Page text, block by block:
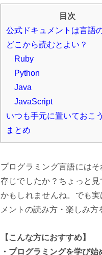
目次
公式ドキュメントは言語
どこから読むとよい？
Ruby
Python
Java
JavaScript
いつも手元に置いておこう
まとめ
プログラミング言語には
存じでしたか？ちょっと
かもしれませんね。でも実
メントの読み方・楽しみ
【こんな方におすすめ】
・プログラミングを学び